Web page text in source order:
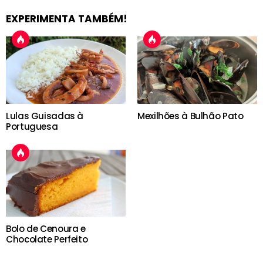
EXPERIMENTA TAMBÉM!
Lulas Guisadas à
Portuguesa
Mexilhões à Bulhão Pato
Bolo de Cenoura e
Chocolate Perfeito